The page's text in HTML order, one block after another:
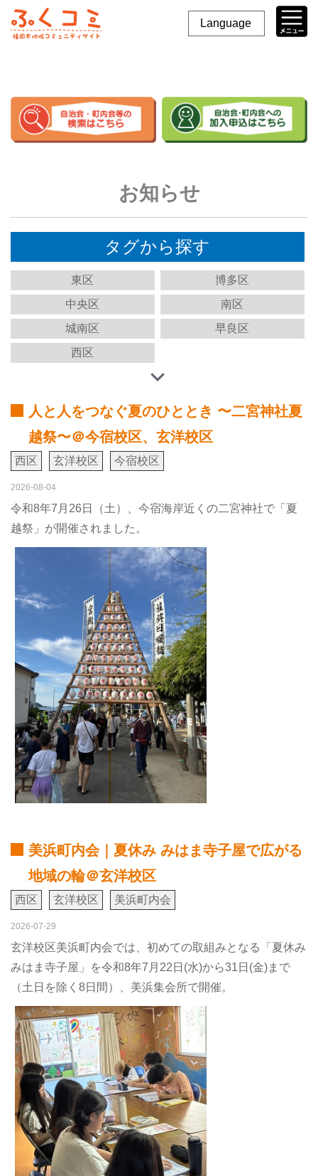
Language
お知らせ
タグから探す
東区
博多区
中央区
南区
城南区
早良区
西区
人と人をつなぐ夏のひととき 〜二宮神社夏
越祭〜＠今宿校区、玄洋校区
西区 玄洋校区 今宿校区
2026-08-04
令和8年7月26日（土）、今宿海岸近くの二宮神社で「夏
越祭」が開催されました。
美浜町内会｜夏休み みはま寺子屋で広がる
地域の輪＠玄洋校区
西区 玄洋校区 美浜町内会
2026-07-29
玄洋校区美浜町内会では、初めての取組みとなる「夏休み
みはま寺子屋」を令和8年7月22日(水)から31日(金)まで
（土日を除く8日間）、美浜集会所で開催。